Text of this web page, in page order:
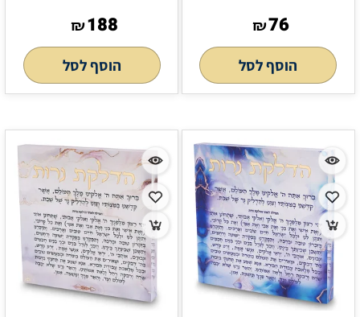
₪76
הוסף לסל
₪188
הוסף לסל